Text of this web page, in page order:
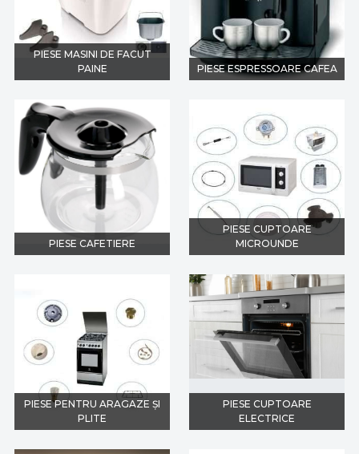
PIESE MASINI DE FACUT
PAINE
PIESE ESPRESSOARE CAFEA
PIESE CAFETIERE
PIESE CUPTOARE
MICROUNDE
PIESE PENTRU ARAGAZE ȘI
PLITE
PIESE CUPTOARE
ELECTRICE